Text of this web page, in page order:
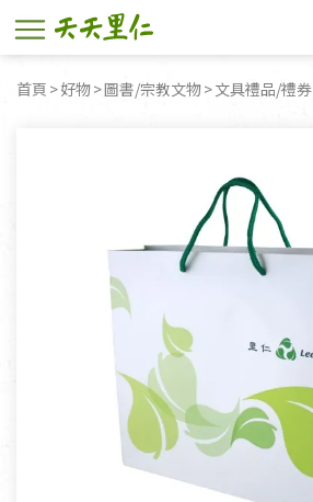
首頁 好物 圖書/宗教文物 文具禮品/禮券